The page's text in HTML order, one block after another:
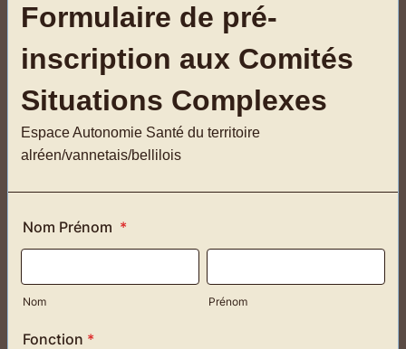
Formulaire de pré-
inscription aux Comités
Situations Complexes
Espace Autonomie Santé du territoire
alréen/vannetais/bellilois
Nom Prénom *
Nom Prénom
Fonction *